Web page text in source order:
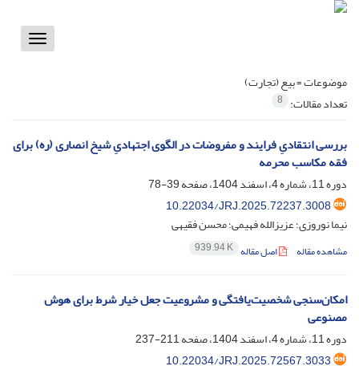
Toggle
موضوعات =بیع (تجارت)
تعداد مقالات: 8
بررسی انتقادیِ فرایند و مفروضات در الگوی اجتهادیِ شیخ انصاری (ره) برای
فقه مکاسب محرمه
دوره 11، شماره 4، اسفند 1404، صفحه
39-78
10.22034/JRJ.2025.72237.3008
نیما نوروزی؛ عزیزالله فهیمی؛ محسن فقیهی
مشاهده مقاله اصل مقاله 939.94 K
امکان‌سنجی شخصیت‌یافتگی و مشروعیت جعل خیار شرط برای هوش
مصنوعی
دوره 11، شماره 4، اسفند 1404، صفحه
211-237
10.22034/JRJ.2025.72567.3033